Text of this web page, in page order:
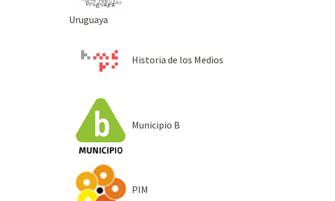
Uruguaya
Historia de los Medios
Municipio B
PIM